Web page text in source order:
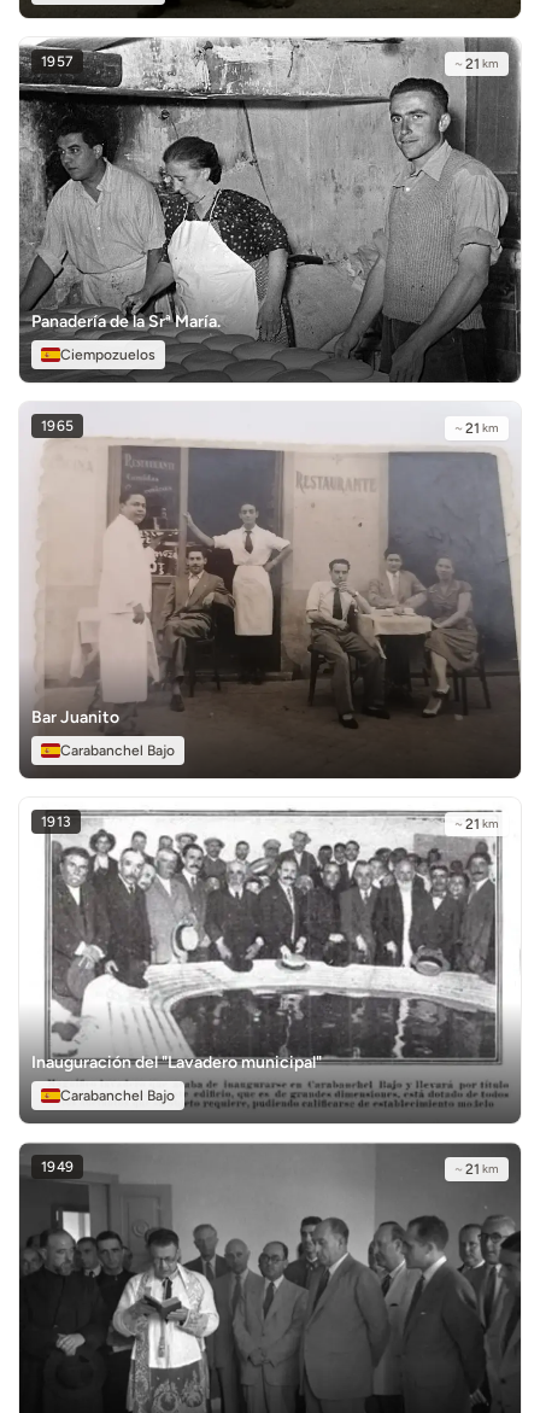
1957 ~ 21 km
Panadería de la Srª María.
Ciempozuelos
1965 ~ 21 km
Bar Juanito
Carabanchel Bajo
1913 ~ 21 km
Inauguración del "Lavadero municipal"
Carabanchel Bajo
1949 ~ 21 km